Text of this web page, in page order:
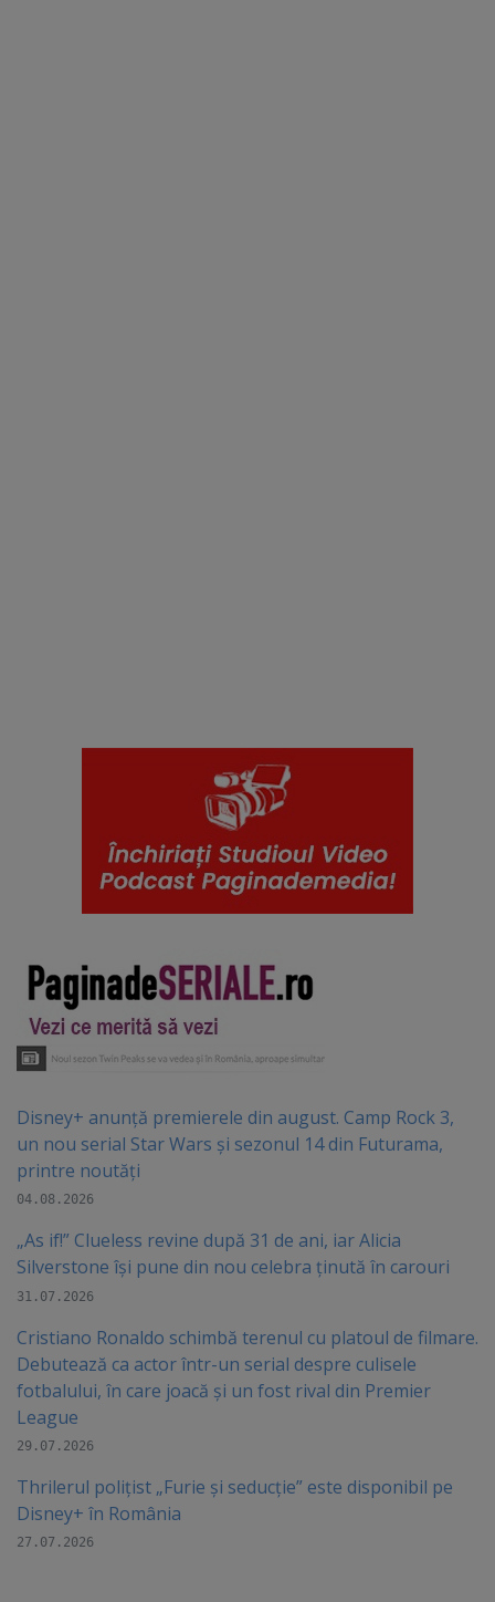
Disney+ anunță premierele din august. Camp Rock 3,
un nou serial Star Wars și sezonul 14 din Futurama,
printre noutăți
04.08.2026
„As if!” Clueless revine după 31 de ani, iar Alicia
Silverstone își pune din nou celebra ținută în carouri
31.07.2026
Cristiano Ronaldo schimbă terenul cu platoul de filmare.
Debutează ca actor într-un serial despre culisele
fotbalului, în care joacă şi un fost rival din Premier
League
29.07.2026
Thrilerul polițist „Furie și seducție” este disponibil pe
Disney+ în România
27.07.2026